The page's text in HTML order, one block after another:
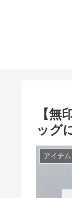
【
ッグ
アイテム